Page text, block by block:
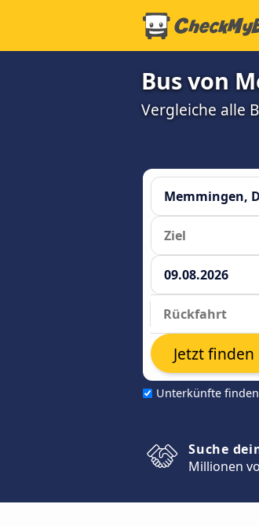
Bus von
Vergleiche alle
Unterkünfte
Jetzt finden
Suche
Millionen